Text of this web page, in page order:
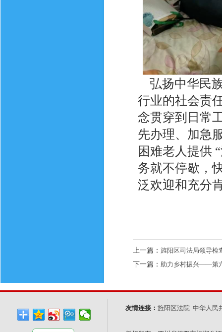
弘扬中华民
行业的社会责
念贯穿到日常
先办理、加急
困难老人提供
务就不停歇，
泛欢迎和充分
上一篇： 旌阳区司法局领导检
下一篇： 助力乡村振兴——第
友情连接： 旌阳区法院 中华人民